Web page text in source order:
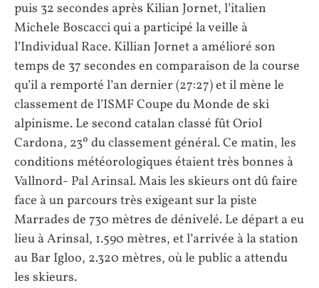
puis 32 secondes après Kilian Jornet, l’italien
Michele Boscacci qui a participé la veille à
l’Individual Race. Killian Jornet a amélioré son
temps de 37 secondes en comparaison de la course
qu’il a remporté l’an dernier (27:27) et il mène le
classement de l’ISMF Coupe du Monde de ski
alpinisme. Le second catalan classé fût Oriol
Cardona, 23º du classement général. Ce matin, les
conditions météorologiques étaient très bonnes à
Vallnord- Pal Arinsal. Mais les skieurs ont dû faire
face à un parcours très exigeant sur la piste
Marrades de 730 mètres de dénivelé. Le départ a eu
lieu à Arinsal, 1.590 mètres, et l’arrivée à la station
au Bar Igloo, 2.320 mètres, où le public a attendu
les skieurs.